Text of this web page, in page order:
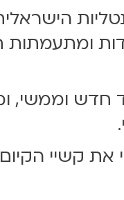
קיבלה מאז
קשיי הקיום